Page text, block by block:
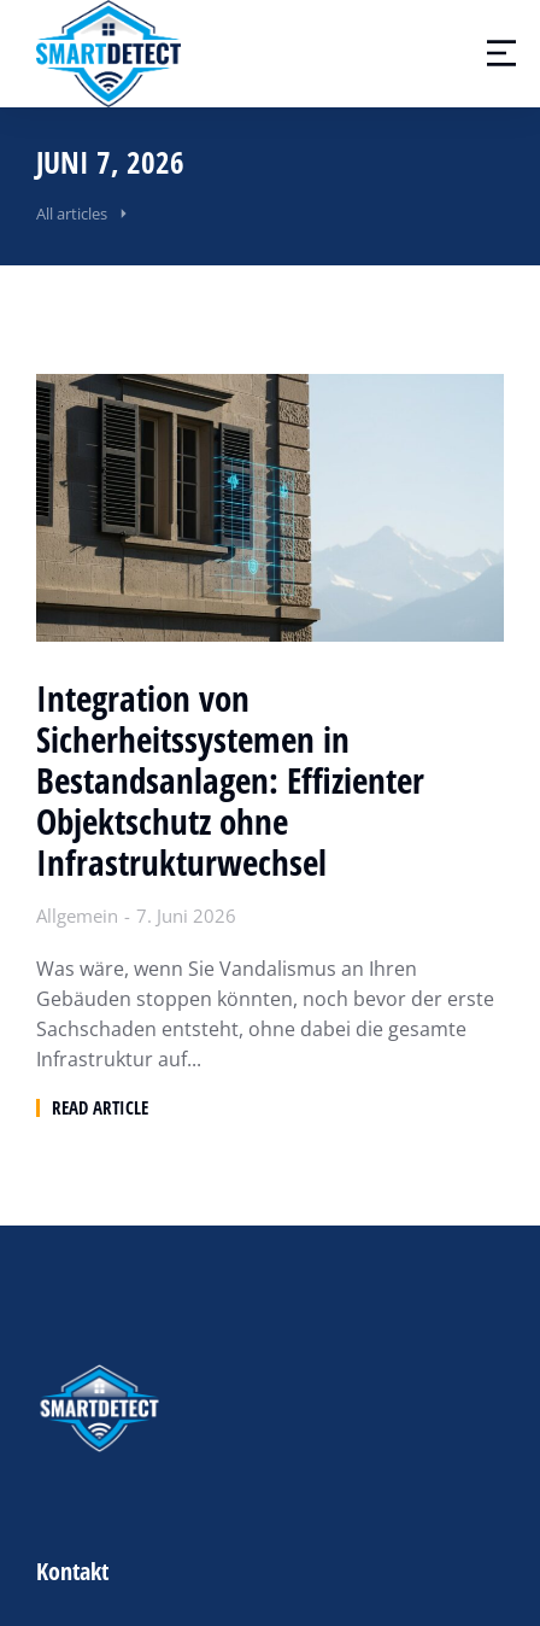
JUNI 7, 2026
All articles
Integration von
Sicherheitssystemen in
Bestandsanlagen: Effizienter
Objektschutz ohne
Infrastrukturwechsel
Allgemein 7. Juni 2026
Was wäre, wenn Sie Vandalismus an Ihren
Gebäuden stoppen könnten, noch bevor der erste
Sachschaden entsteht, ohne dabei die gesamte
Infrastruktur auf...
READ ARTICLE
Kontakt